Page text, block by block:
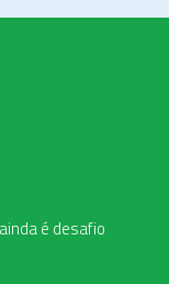
é desafio